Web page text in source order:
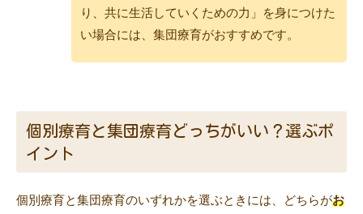
り、共に生活していくための力」を身につけた
い場合には、集団療育がおすすめです。
個別療育と集団療育どっちがいい？選ぶポ
イント
個別療育と集団療育のいずれかを選ぶときには、どちらがお